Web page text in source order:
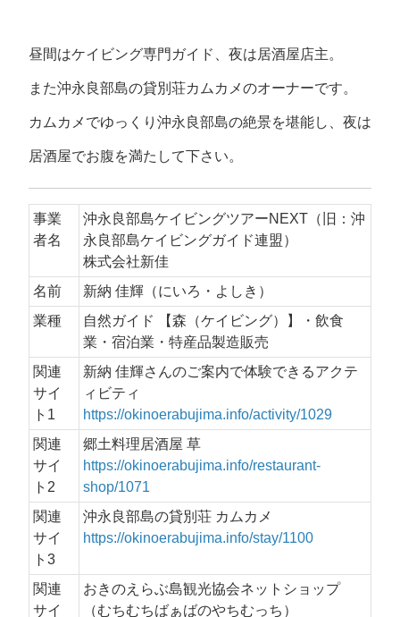
昼間はケイビング専門ガイド、夜は居酒屋店主。
また沖永良部島の貸別荘カムカメのオーナーです。
カムカメでゆっくり沖永良部島の絶景を堪能し、夜は
居酒屋でお腹を満たして下さい。
事業
者名
沖永良部島ケイビングツアーNEXT（旧：沖
永良部島ケイビングガイド連盟）
株式会社新佳
名前
新納 佳輝（にいろ・よしき）
業種
自然ガイド 【森（ケイビング）】・飲食
業・宿泊業・特産品製造販売
関連
サイ
ト1
新納 佳輝さんのご案内で体験できるアクテ
ィビティ
https://okinoerabujima.info/activity/1029
関連
サイ
ト2
郷土料理居酒屋 草
https://okinoerabujima.info/restaurant-
shop/1071
関連
サイ
ト3
沖永良部島の貸別荘 カムカメ
https://okinoerabujima.info/stay/1100
関連
サイ
おきのえらぶ島観光協会ネットショップ
（むちむちばぁばのやちむっち）